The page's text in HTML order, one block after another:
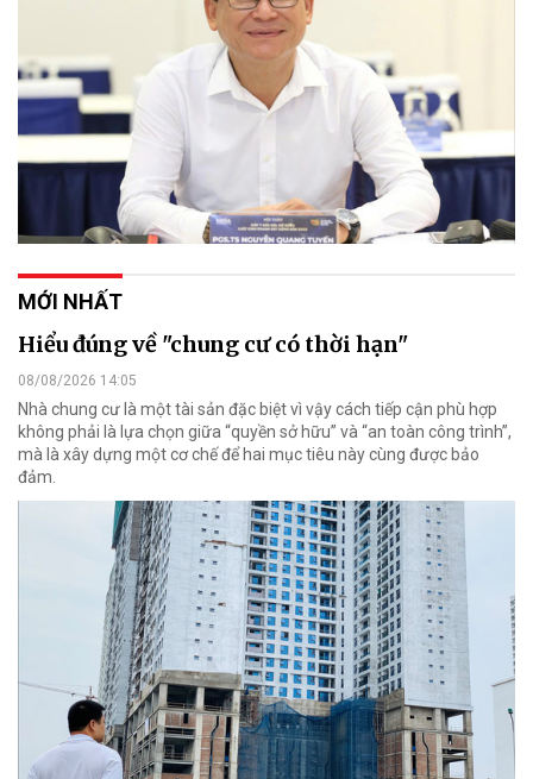
MỚI NHẤT
Hiểu đúng về "chung cư có thời hạn"
08/08/2026 14:05
Nhà chung cư là một tài sản đặc biệt vì vậy cách tiếp cận phù hợp
không phải là lựa chọn giữa “quyền sở hữu” và “an toàn công trình”,
mà là xây dựng một cơ chế để hai mục tiêu này cùng được bảo
đảm.